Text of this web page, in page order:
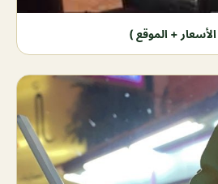
+ الموقع )